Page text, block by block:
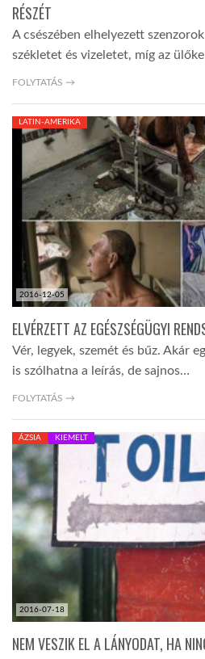
RÉSZÉT
A csészében elhelyezett
székletet és vizeletet, míg az
FOLYTATÁS →
2016-12-05
LATIN-AMERIKA
ELVÉRZETT AZ EGÉSZSÉGÜGYI
Vér, legyek, szemét és bűz. Akár
is szólhatna a leírás, de sajnos…
FOLYTATÁS →
2016-07-18
ÁZSIA KIEMELT
NEM VESZIK EL A LÁNYODAT, HA